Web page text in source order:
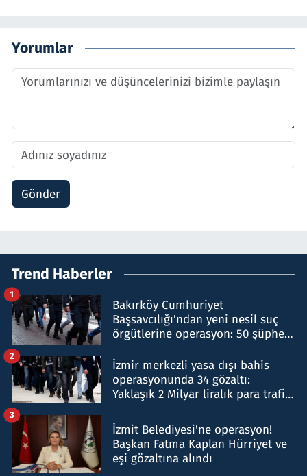
Yorumlar
Gönder
Trend Haberler
Bakırköy Cumhuriyet
Başsavcılığı'ndan yeni nesil suç
örgütlerine operasyon: 50 şüpheli
1
İzmir merkezli yasa dışı bahis
operasyonunda 34 gözaltı:
Yaklaşık 2 Milyar liralık para trafiği
2
İzmit Belediyesi'ne operasyon!
Başkan Fatma Kaplan Hürriyet ve
eşi gözaltına alındı
3